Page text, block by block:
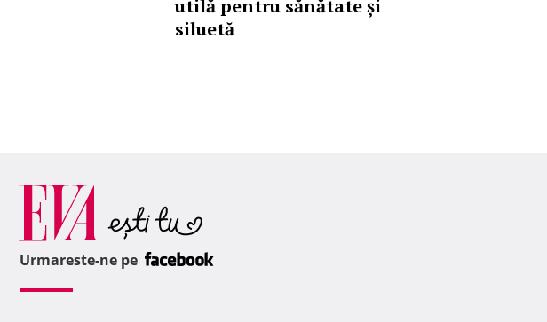
utilă pentru sănătate și
siluetă
Urmareste-ne pe